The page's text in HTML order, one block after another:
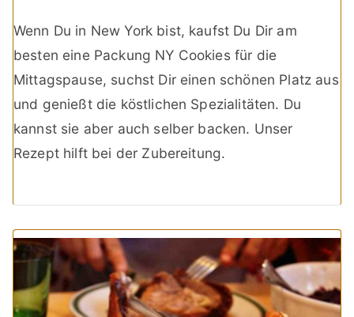
Wenn Du in New York bist, kaufst Du Dir am
besten eine Packung NY Cookies für die
Mittagspause, suchst Dir einen schönen Platz aus
und genießt die köstlichen Spezialitäten. Du
kannst sie aber auch selber backen. Unser
Rezept hilft bei der Zubereitung.